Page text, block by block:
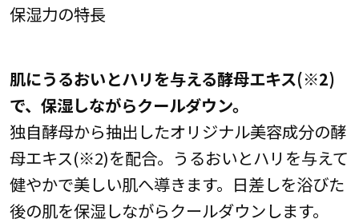
保湿力の特長
肌にうるおいとハリを与える酵母エキス(※2)
で、保湿しながらクールダウン。
独自酵母から抽出したオリジナル美容成分の酵
母エキス(※2)を配合。うるおいとハリを与えて
健やかで美しい肌へ導きます。日差しを浴びた
後の肌を保湿しながらクールダウンします。